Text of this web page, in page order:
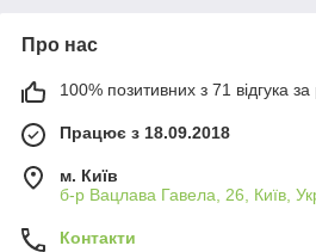
Про нас
100% позитивних з 71 відгука за
Працює з 18.09.2018
м. Київ
б-р Вацлава Гавела, 26, Київ,
Контакти